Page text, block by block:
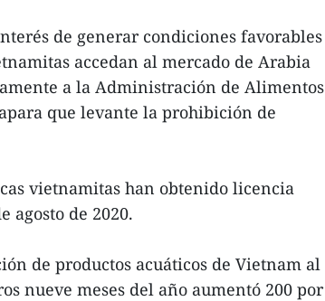
de generar condiciones favorables
accedan al mercado de Arabia
a la Administración de Alimentos
que levante la prohibición de
vietnamitas han obtenido licencia
agosto de 2020.
de productos acuáticos de Vietnam al
nueve meses del año aumentó 200 por